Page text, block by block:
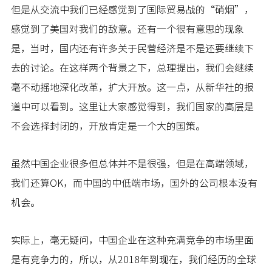
但是从交流中我们已经感觉到了国际贸易战的“硝烟”，
感觉到了美国对我们的敌意。还有一个很有意思的现象
是，当时，国内还有许多关于民营经济是不是还要继续下
去的讨论。在这样两个背景之下，总理提出，我们会继续
毫不动摇地深化改革，扩大开放。这一点，从新华社的报
道中可以看到。这里让大家感觉得到，我们国家的高层是
不会选择封闭的，开放肯定是一个大的国策。
虽然中国企业很多但总体并不是很强，但是在高端领域，
我们还算OK，而中国的中低端市场，国外的公司根本没有
机会。
实际上，毫无疑问，中国企业在这种充满竞争的市场里面
是有竞争力的，所以，从2018年到现在，我们经历的全球